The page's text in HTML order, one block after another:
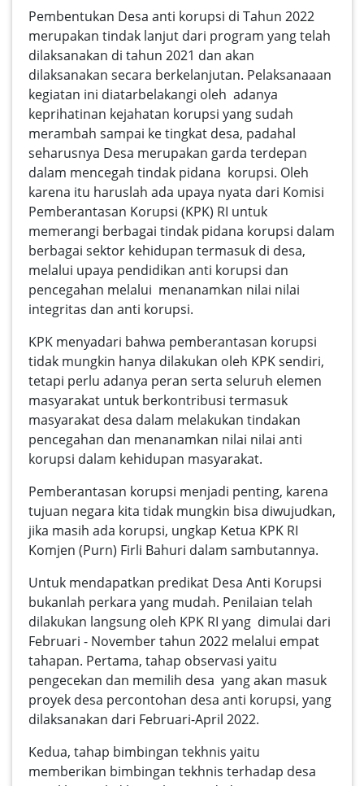
Pembentukan Desa anti korupsi di Tahun 2022
merupakan tindak lanjut dari program yang telah
dilaksanakan di tahun 2021 dan akan
dilaksanakan secara berkelanjutan. Pelaksanaaan
kegiatan ini diatarbelakangi oleh adanya
keprihatinan kejahatan korupsi yang sudah
merambah sampai ke tingkat desa, padahal
seharusnya Desa merupakan garda terdepan
dalam mencegah tindak pidana korupsi. Oleh
karena itu haruslah ada upaya nyata dari Komisi
Pemberantasan Korupsi (KPK) RI untuk
memerangi berbagai tindak pidana korupsi dalam
berbagai sektor kehidupan termasuk di desa,
melalui upaya pendidikan anti korupsi dan
pencegahan melalui menanamkan nilai nilai
integritas dan anti korupsi.
KPK menyadari bahwa pemberantasan korupsi
tidak mungkin hanya dilakukan oleh KPK sendiri,
tetapi perlu adanya peran serta seluruh elemen
masyarakat untuk berkontribusi termasuk
masyarakat desa dalam melakukan tindakan
pencegahan dan menanamkan nilai nilai anti
korupsi dalam kehidupan masyarakat.
Pemberantasan korupsi menjadi penting, karena
tujuan negara kita tidak mungkin bisa diwujudkan,
jika masih ada korupsi, ungkap Ketua KPK RI
Komjen (Purn) Firli Bahuri dalam sambutannya.
Untuk mendapatkan predikat Desa Anti Korupsi
bukanlah perkara yang mudah. Penilaian telah
dilakukan langsung oleh KPK RI yang dimulai dari
Februari - November tahun 2022 melalui empat
tahapan. Pertama, tahap observasi yaitu
pengecekan dan memilih desa yang akan masuk
proyek desa percontohan desa anti korupsi, yang
dilaksanakan dari Februari-April 2022.
Kedua, tahap bimbingan tekhnis yaitu
memberikan bimbingan tekhnis terhadap desa